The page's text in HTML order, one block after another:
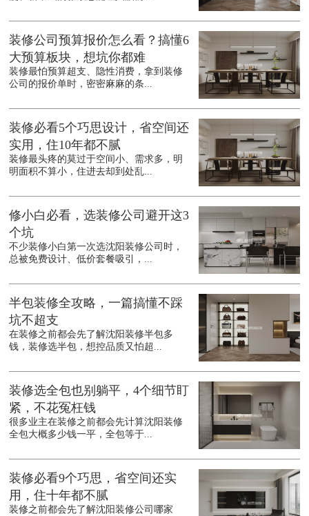
装修公司预算报价怎么看？搞懂6
大预算板块，想坑你都难
装修最怕预算超支、隐性消费，拿到装修
公司的报价单时，密密麻麻的条...
装修必看5个巧思设计，省空间还
实用，住10年都不腻
装修最头疼的莫过于空间小、需求多，明
明面积不算小，住进去却到处乱...
修小白必看，选装修公司避开这3
个坑
不少装修小白第一次选沈阳装修公司时，
总被免费设计、低价套餐吸引，...
半包装修全攻略，一篇搞懂不踩
坑不超支
在装修之前都会先了解沈阳装修半包多
钱，装修选半包，想控品质又怕超...
装修选全包也别躺平，4个细节盯
紧，不花冤枉钱
很多业主在装修之前都会先计算沈阳装修
全包大概多少钱一平，全包等于...
装修必看9个巧思，省空间还实
用，住十年都不腻
装修之前都会先了解沈阳装修公司哪家